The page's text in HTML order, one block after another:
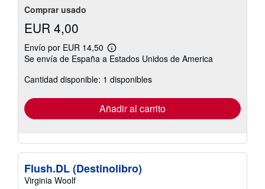
Comprar usado
EUR 4,00
Envío por EUR 14,50
Más
información
las
tarifas
envío
Se envía de España a Estados Unidos de America
Cantidad disponible: 1 disponibles
Añadir al carrito
Flush.DL (Destinolibro)
Virginia Woolf